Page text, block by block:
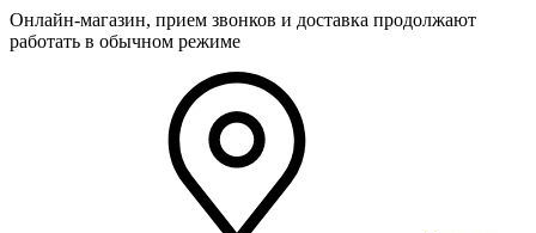
Онлайн-магазин, прием звонков и доставка продолжают
работать в обычном режиме